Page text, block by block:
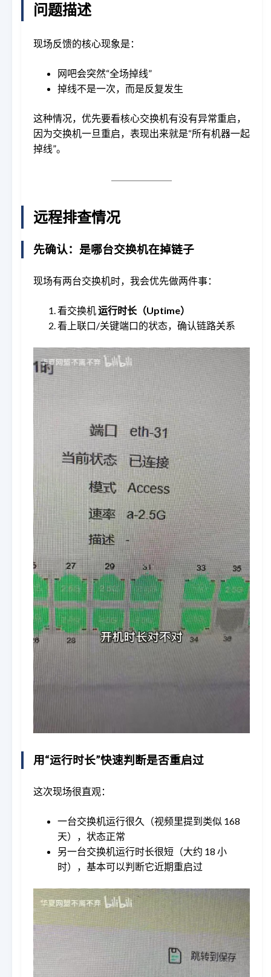
问题描述
现场反馈的核心现象是：
网吧会突然“全场掉线”
掉线不是一次，而是反复发生
这种情况，优先要看核心交换机有没有异常重启，
因为交换机一旦重启，表现出来就是“所有机器一起
掉线”。
远程排查情况
先确认：是哪台交换机在掉链子
现场有两台交换机时，我会优先做两件事：
看交换机运行时长（Uptime）
看上联口/关键端口的状态，确认链路关系
用“运行时长”快速判断是否重启过
这次现场很直观：
一台交换机运行很久（视频里提到类似 168
天），状态正常
另一台交换机运行时长很短（大约 18 小
时），基本可以判断它近期重启过